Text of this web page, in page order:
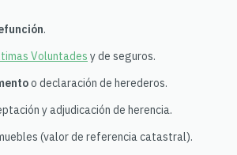
.
Voluntades y de seguros.
o declaración de herederos.
y adjudicación de herencia.
(valor de referencia catastral).